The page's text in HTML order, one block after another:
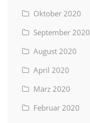
Oktober 2020
September 2020
August 2020
April 2020
März 2020
Februar 2020